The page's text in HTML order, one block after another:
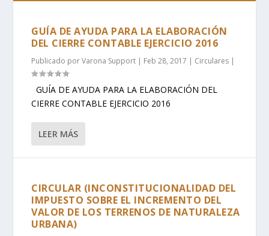
GUÍA DE AYUDA PARA LA ELABORACIÓN
DEL CIERRE CONTABLE EJERCICIO 2016
Publicado porVarona Support | Feb 28, 2017 | Circulares |
GUÍA DE AYUDA PARA LA ELABORACIÓN DEL
CIERRE CONTABLE EJERCICIO 2016
LEER MÁS
CIRCULAR (INCONSTITUCIONALIDAD DEL
IMPUESTO SOBRE EL INCREMENTO DEL
VALOR DE LOS TERRENOS DE NATURALEZA
URBANA)